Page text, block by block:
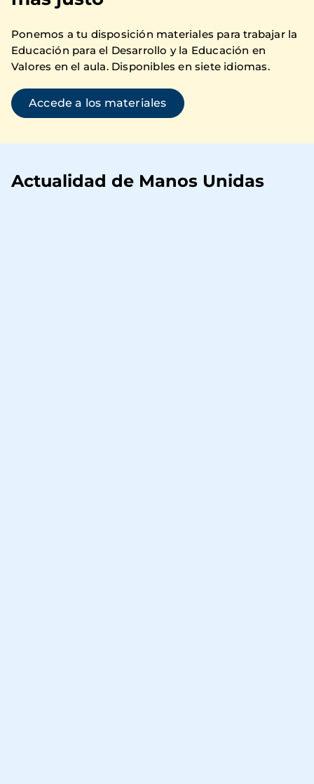
Ponemos a tu disposición materiales para trabajar la
Educación para el Desarrollo y la Educación en
Valores en el aula. Disponibles en siete idiomas.
Accede a los materiales
Actualidad de Manos Unidas